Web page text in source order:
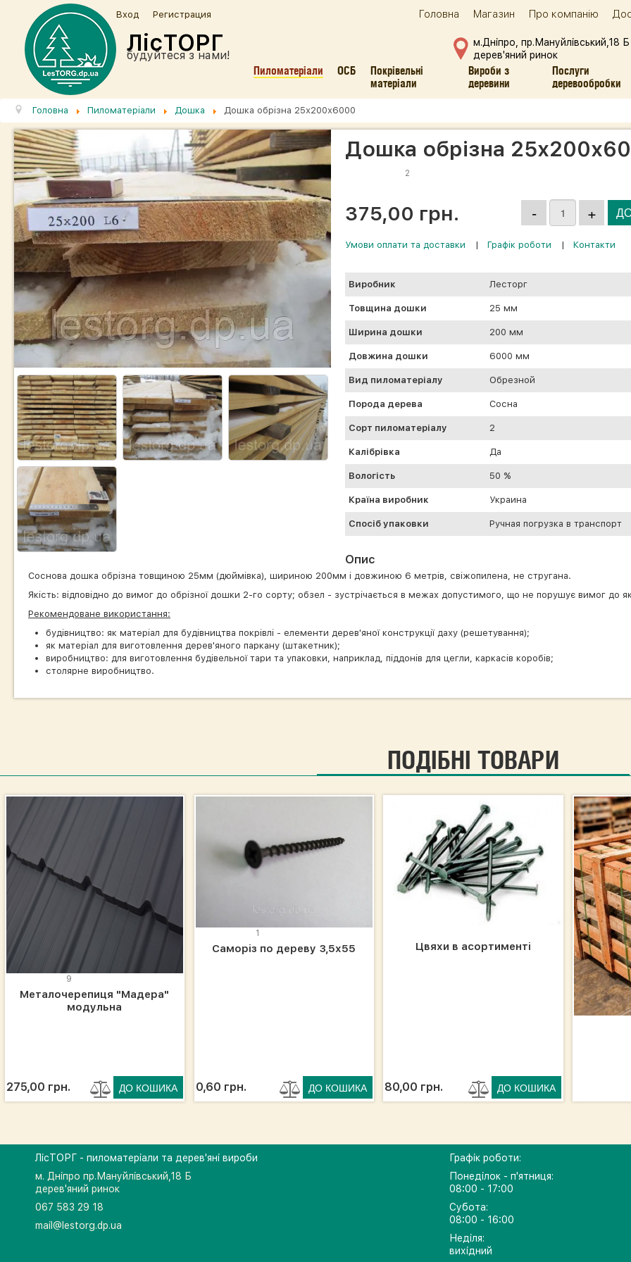
ЛісТОРГ
будуйтеся з нами!
Вход Регистрация Головна Магазин Про компанію
м.Дніпро, пр.Мануйлівський,18 Б
дерев'яний ринок
Пиломатеріали ОСБ
Покрівельні
матеріали
Вироби з
деревини
Послуги
деревообробки
Головна Пиломатеріали Дошка Дошка обрізна 25х200х6000
Дошка обрізна
2
375,00 грн.
Умови оплати та доставки | Графік роботи | Контакти
Виробник Лесторг
Товщина дошки 25 мм
Ширина дошки 200 мм
Довжина дошки 6000 мм
Вид пиломатеріалу Обрезной
Порода дерева Сосна
Сорт пиломатеріалу 2
Калібрівка Да
Вологість 50 %
Країна виробник Украина
Спосіб упаковки Ручная погрузка в транспорт
Опис
Соснова дошка обрізна товщиною 25мм (дюймівка), шириною 200мм і довжиною 6 метрів, свіжопилена, не стругана.
Якість: відповідно до вимог до обрізної дошки 2-го сорту; обзел - зустрічається в межах допустимого, що не порушує вимог до
Рекомендоване використання:
будівництво: як матеріал для будівництва покрівлі - елементи дерев'яної конструкції даху (решетування);
як матеріал для виготовлення дерев'яного паркану (штакетник);
виробництво: для виготовлення будівельної тари та упаковки, наприклад, піддонів для цегли, каркасів коробів;
столярне виробництво.
ПОДІБНІ ТОВАРИ
9
Металочерепиця "Мадера"
модульна
275,00 грн.
1
Саморіз по дереву 3,5х55
0,60 грн.
Цвяхи в асортименті
80,00 грн.
ЛісТОРГ - пиломатеріали та дерев'яні вироби
м. Дніпро пр.Мануйлівський,18 Б
дерев'яний ринок
067 583 29 18
mail@lestorg.dp.ua
Графік роботи:
Понеділок - п'ятниця:
08:00 - 17:00
Субота:
08:00 - 16:00
Неділя:
вихідний